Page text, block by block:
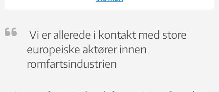
Rosalind Franklin står klar i Italia, men ennå er det uklart
hvordan den skal komme seg til Mars og kunne lande.
Roscosmos har levert en del instrumenter til roveren og
Vi er allerede i kontakt med store
europeiske aktører innen
romfartsindustrien